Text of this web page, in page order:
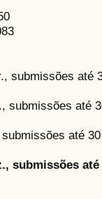
submissões até
submissões até
até
submissões